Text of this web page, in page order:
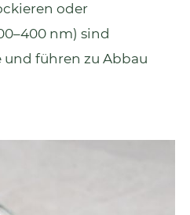
oder
nm) sind
führen zu Abbau